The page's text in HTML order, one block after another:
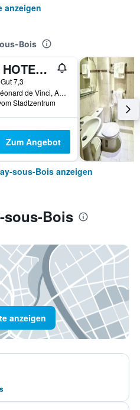
anzeigen
Bois
B&B HOTEL Paris Nord Aulnay-sous-Bois
Gut 7,3
1 Rue Léonard de Vinci, Aulnay-sous-Bois, Seine-Saint-Denis, Frankreich
Stadtzentrum
Zum Angebot
sous-Bois anzeigen
sous-Bois
anzeigen